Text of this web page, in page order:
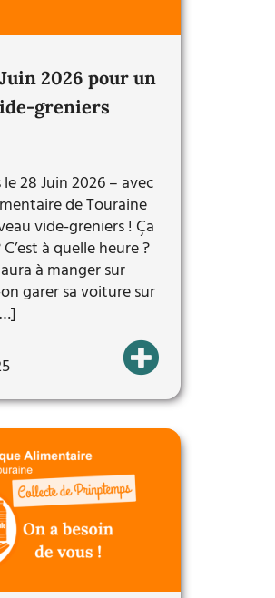
2026 pour un
greniers
28 Juin 2026 – avec
de Touraine
vide-greniers ! Ça
à quelle heure ?
à manger sur
garer sa voiture sur